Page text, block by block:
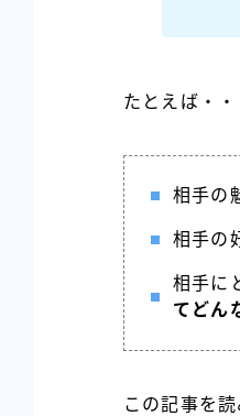
たとえば・・
相手の
相手の
相手に
てどん
この記事を